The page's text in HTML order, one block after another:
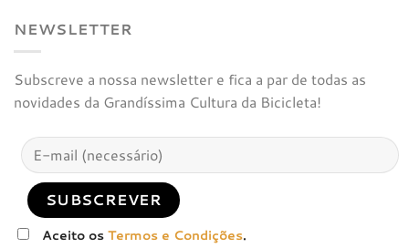
NEWSLETTER
Subscreve a nossa newsletter e fica a par de todas as
novidades da Grandíssima Cultura da Bicicleta!
Aceito osTermos e Condições.